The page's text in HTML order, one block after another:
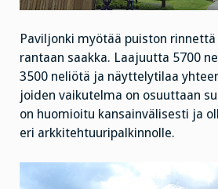
Paviljonki myötää puiston rinnettä
rantaan saakka. Laajuutta 5700
3500 neliötä ja näyttelytilaa
joiden vaikutelma on osuuttaan
on huomioitu kansainvälisesti ja
eri arkkitehtuuripalkinnolle.